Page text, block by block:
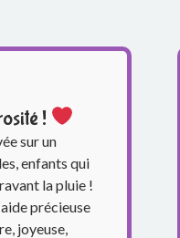
!
sur un
enfants qui
la pluie !
précieuse
joyeuse,